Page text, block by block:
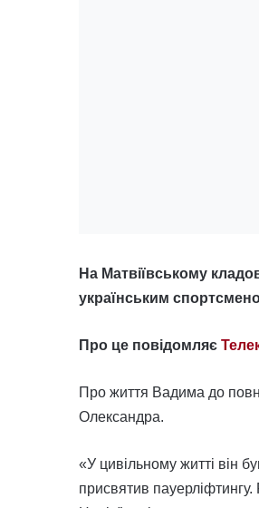
На Матвіївському
українським
Про це повідомляє
Про життя Вадима до
Олександра.
«У цивільному житті він
присвятив